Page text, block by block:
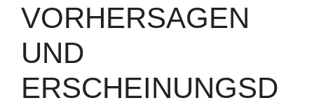
VORHERSAGEN
UND
ERSCHEINUNGSD